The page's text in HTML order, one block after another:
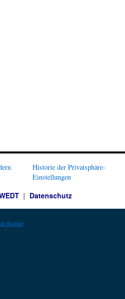
Historie der Privatsphäre-
Einstellungen
Datenschutz
Banner